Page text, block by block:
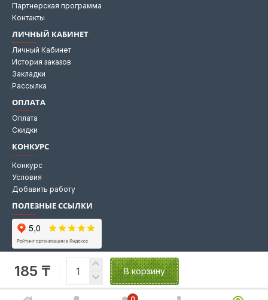
185 ₸ В корзину
Партнерская программа
Контакты
ЛИЧНЫЙ КАБИНЕТ
Личный Кабинет
История заказов
Закладки
Рассылка
ОПЛАТА
Оплата
Скидки
КОНКУРС
Конкурс
Условия
Добавить работу
ПОЛЕЗНЫЕ ССЫЛКИ
Мы на Яндекс картах
Мы в 2GIS